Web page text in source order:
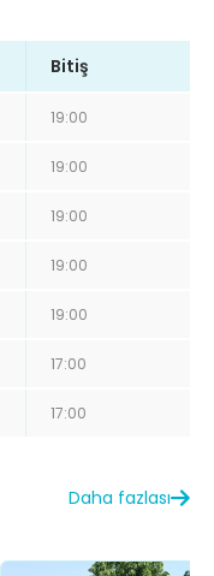
Bitiş
19:00
19:00
19:00
19:00
19:00
17:00
17:00
Daha fazlası